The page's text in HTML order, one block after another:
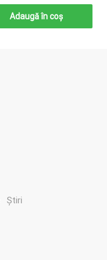
Adaugă în coș
Știri